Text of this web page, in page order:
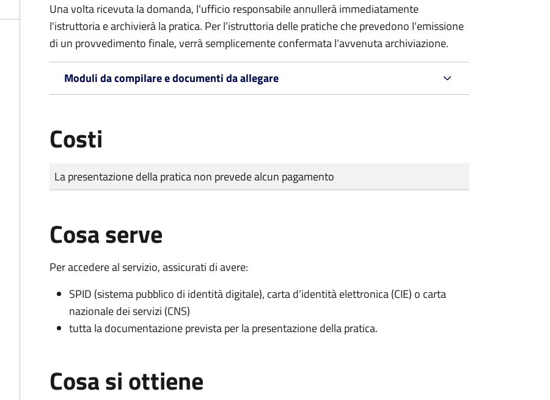
Una volta ricevuta la domanda, l'ufficio responsabile annullerà immediatamente
l'istruttoria e archivierà la pratica. Per l’istruttoria delle pratiche che prevedono l'emissione
di un provvedimento finale, verrà semplicemente confermata l'avvenuta archiviazione.
Moduli da compilare e documenti da allegare
Costi
Tipo di pagamento
Importo
La presentazione della pratica non prevede alcun pagamento
Cosa serve
Per accedere al servizio, assicurati di avere:
SPID (sistema pubblico di identità digitale), carta d’identità elettronica (CIE) o carta
nazionale dei servizi (CNS)
tutta la documentazione prevista per la presentazione della pratica.
Cosa si ottiene